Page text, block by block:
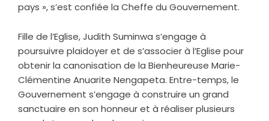
pays », s’est confiée la Cheffe du Gouvernement.
Fille de l’Eglise, Judith Suminwa s’engage à
poursuivre plaidoyer et de s’associer à l’Eglise pour
obtenir la canonisation de la Bienheureuse Marie-
Clémentine Anuarite Nengapeta. Entre-temps, le
Gouvernement s’engage à construire un grand
sanctuaire en son honneur et à réaliser plusieurs